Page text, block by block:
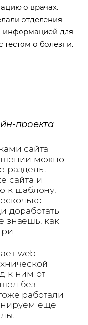
о врачах.
отделения
информацией для
тестом о болезни.
проекта
сайта
можно
разделы.
сайта и
к шаблону,
доработать
знаешь, как
web-
к ним от
без
работали
еще